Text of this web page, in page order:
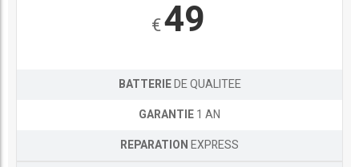
€49
BATTERIEDE QUALITEE
GARANTIE1 AN
REPARATIONEXPRESS